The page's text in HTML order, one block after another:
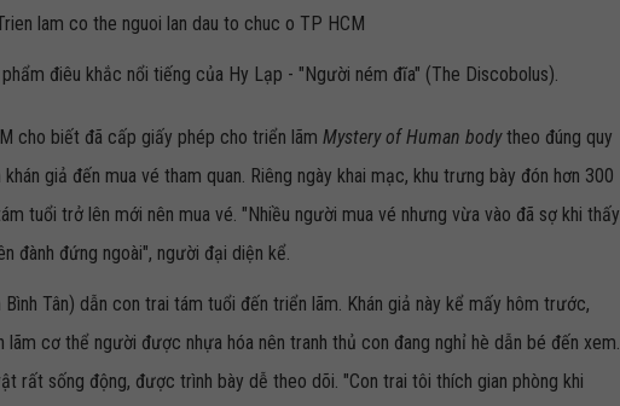
điêu khắc nổi tiếng của Hy Lạp - "Người ném đĩa" (The Discobolus).
cho biết đã cấp giấy phép cho triển lãm Mystery of Human bodytheo đúng quy
giả đến mua vé tham quan. Riêng ngày khai mạc, khu trưng bày đón hơn 300
tuổi trở lên mới nên mua vé. "Nhiều người mua vé nhưng vừa vào đã sợ khi thấy
đành đứng ngoài", người đại diện kể.
Bình Tân) dẫn con trai tám tuổi đến triển lãm. Khán giả này kể mấy hôm trước,
cơ thể người được nhựa hóa nên tranh thủ con đang nghỉ hè dẫn bé đến xem.
rất sống động, được trình bày dễ theo dõi. "Con trai tôi thích gian phòng khi